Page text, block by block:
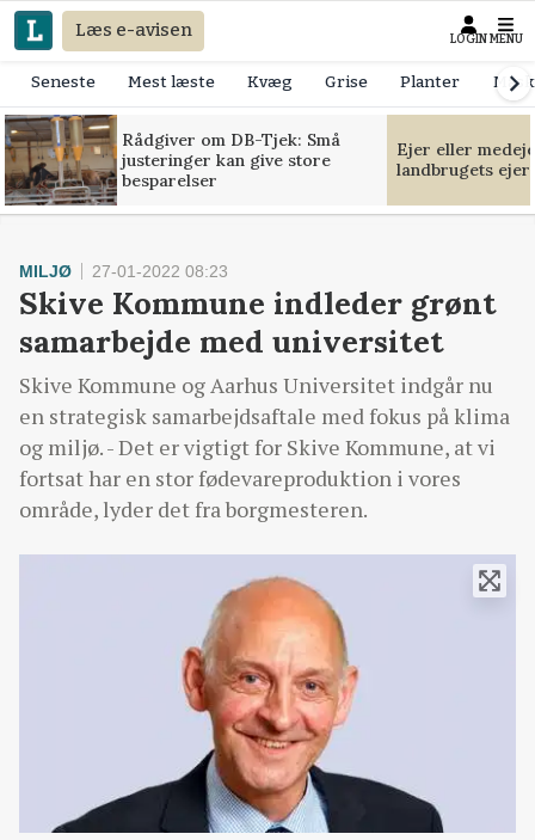
Læs e-avisen LOGIN MENU
Seneste Mest læste Kvæg Grise Planter
Rådgiver om DB-Tjek: Små
justeringer kan give store
besparelser
Ejer eller
landbrugets
MILJØ 27-01-2022 08:23
Skive Kommune indleder grønt
samarbejde med universitet
Skive Kommune og Aarhus Universitet indgår nu
en strategisk samarbejdsaftale med fokus på klima
og miljø. - Det er vigtigt for Skive Kommune, at vi
fortsat har en stor fødevareproduktion i vores
område, lyder det fra borgmesteren.